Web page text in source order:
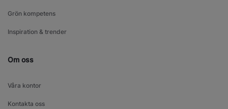
Grön kompetens
Inspiration & trender
Om oss
Våra kontor
Kontakta oss